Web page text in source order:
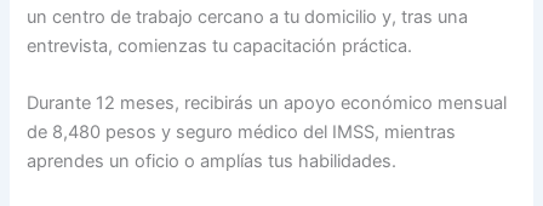
un centro de trabajo cercano a tu domicilio y, tras una
entrevista, comienzas tu capacitación práctica.
Durante 12 meses, recibirás un apoyo económico mensual
de 8,480 pesos y seguro médico del IMSS, mientras
aprendes un oficio o amplías tus habilidades.